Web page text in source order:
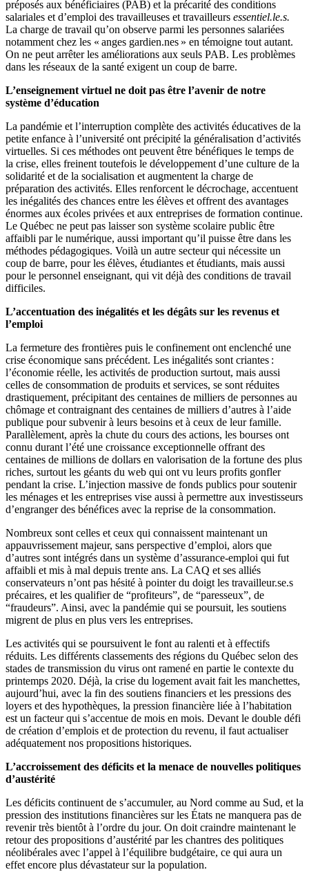
préposés aux bénéficiaires (PAB) et la précarité des conditions
salariales et d’emploi des travailleuses et travailleurs essentiel.le.s.
La charge de travail qu’on observe parmi les personnes salariées
notamment chez les « anges gardien.nes » en témoigne tout autant.
On ne peut arrêter les améliorations aux seuls PAB. Les problèmes
dans les réseaux de la santé exigent un coup de barre.
L’enseignement virtuel ne doit pas être l’avenir de notre
système d’éducation
La pandémie et l’interruption complète des activités éducatives de la
petite enfance à l’université ont précipité la généralisation d’activités
virtuelles. Si ces méthodes ont peuvent être bénéfiques le temps de
la crise, elles freinent toutefois le développement d’une culture de la
solidarité et de la socialisation et augmentent la charge de
préparation des activités. Elles renforcent le décrochage, accentuent
les inégalités des chances entre les élèves et offrent des avantages
énormes aux écoles privées et aux entreprises de formation continue.
Le Québec ne peut pas laisser son système scolaire public être
affaibli par le numérique, aussi important qu’il puisse être dans les
méthodes pédagogiques. Voilà un autre secteur qui nécessite un
coup de barre, pour les élèves, étudiantes et étudiants, mais aussi
pour le personnel enseignant, qui vit déjà des conditions de travail
difficiles.
L’accentuation des inégalités et les dégâts sur les revenus et
l’emploi
La fermeture des frontières puis le confinement ont enclenché une
crise économique sans précédent. Les inégalités sont criantes :
l’économie réelle, les activités de production surtout, mais aussi
celles de consommation de produits et services, se sont réduites
drastiquement, précipitant des centaines de milliers de personnes au
chômage et contraignant des centaines de milliers d’autres à l’aide
publique pour subvenir à leurs besoins et à ceux de leur famille.
Parallèlement, après la chute du cours des actions, les bourses ont
connu durant l’été une croissance exceptionnelle offrant des
centaines de millions de dollars en valorisation de la fortune des plus
riches, surtout les géants du web qui ont vu leurs profits gonfler
pendant la crise. L’injection massive de fonds publics pour soutenir
les ménages et les entreprises vise aussi à permettre aux investisseurs
d’engranger des bénéfices avec la reprise de la consommation.
Nombreux sont celles et ceux qui connaissent maintenant un
appauvrissement majeur, sans perspective d’emploi, alors que
d’autres sont intégrés dans un système d’assurance-emploi qui fut
affaibli et mis à mal depuis trente ans. La CAQ et ses alliés
conservateurs n’ont pas hésité à pointer du doigt les travailleur.se.s
précaires, et les qualifier de “profiteurs”, de “paresseux”, de
“fraudeurs”. Ainsi, avec la pandémie qui se poursuit, les soutiens
migrent de plus en plus vers les entreprises.
Les activités qui se poursuivent le font au ralenti et à effectifs
réduits. Les différents classements des régions du Québec selon des
stades de transmission du virus ont ramené en partie le contexte du
printemps 2020. Déjà, la crise du logement avait fait les manchettes,
aujourd’hui, avec la fin des soutiens financiers et les pressions des
loyers et des hypothèques, la pression financière liée à l’habitation
est un facteur qui s’accentue de mois en mois. Devant le double défi
de création d’emplois et de protection du revenu, il faut actualiser
adéquatement nos propositions historiques.
L’accroissement des déficits et la menace de nouvelles politiques
d’austérité
Les déficits continuent de s’accumuler, au Nord comme au Sud, et la
pression des institutions financières sur les États ne manquera pas de
revenir très bientôt à l’ordre du jour. On doit craindre maintenant le
retour des propositions d’austérité par les chantres des politiques
néolibérales avec l’appel à l’équilibre budgétaire, ce qui aura un
effet encore plus dévastateur sur la population.